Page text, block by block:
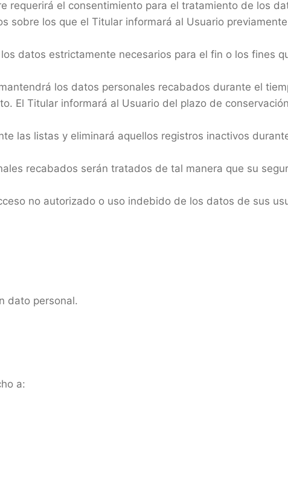
requerirá el consentimiento para el tratamiento de los
sobre los que el Titular informará al Usuario
datos estrictamente necesarios para el fin o los fines
los datos personales recabados durante el
El Titular informará al Usuario del plazo de conservación
las listas y eliminará aquellos registros inactivos
recabados serán tratados de tal manera que su
no autorizado o uso indebido de los datos de sus
dato personal.
a: